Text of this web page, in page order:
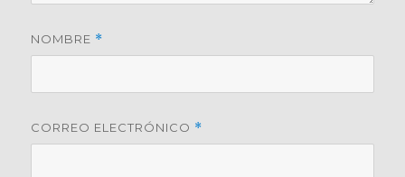
NOMBRE *
CORREO ELECTRÓNICO *